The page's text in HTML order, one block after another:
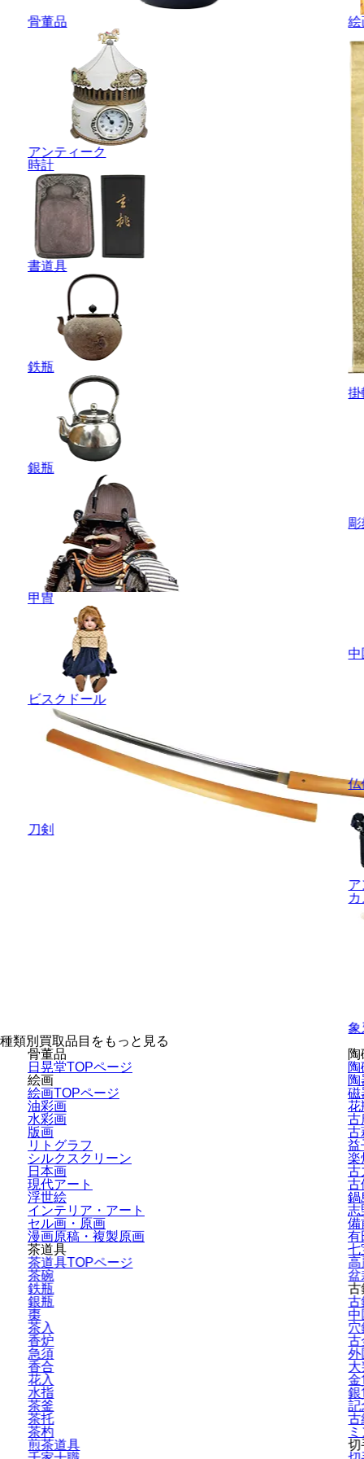
骨董品
アンティーク
時計
書道具
鉄瓶
銀瓶
甲冑
ビスクドール
刀剣
絵
掛
彫
中
仏
ア
象
種類別買取品目をもっと見る
骨董品
日晃堂TOPページ
絵画
絵画TOPページ
油彩画
水彩画
版画
リトグラフ
シルクスクリーン
日本画
現代アート
浮世絵
インテリア・ アート
セル画・原画
漫画原稿・複製原画
茶道具
茶道具TOPページ
茶碗
鉄瓶
銀瓶
棗
茶入
香炉
急須
香合
花入
水指
茶釜
茶托
茶杓
煎茶道具
磁
花
古
古
益
楽
古
古
鍋
志
備
有
七
高
盆
古
古
中
穴
古
外
大
金
銀
記
古
切